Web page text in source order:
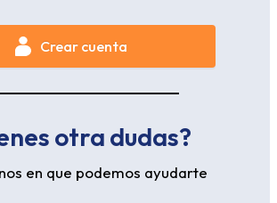
Crear cuenta
otra dudas?
en que podemos ayudarte